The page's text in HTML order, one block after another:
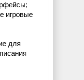
игровые
для